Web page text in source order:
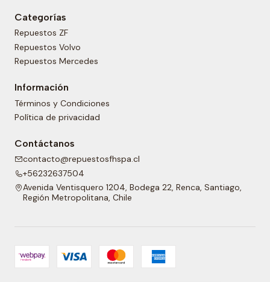
Categorías
Repuestos ZF
Repuestos Volvo
Repuestos Mercedes
Información
Términos y Condiciones
Política de privacidad
Contáctanos
contacto@repuestosfhspa.cl
+56232637504
Avenida Ventisquero 1204, Bodega 22, Renca, Santiago,
Región Metropolitana, Chile